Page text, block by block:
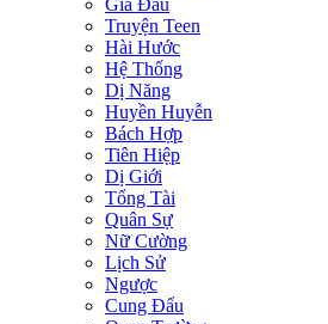
Gia Đấu
Truyện Teen
Hài Hước
Hệ Thống
Dị Năng
Huyền Huyễn
Bách Hợp
Tiên Hiệp
Dị Giới
Tổng Tài
Quân Sự
Nữ Cường
Lịch Sử
Ngược
Cung Đấu